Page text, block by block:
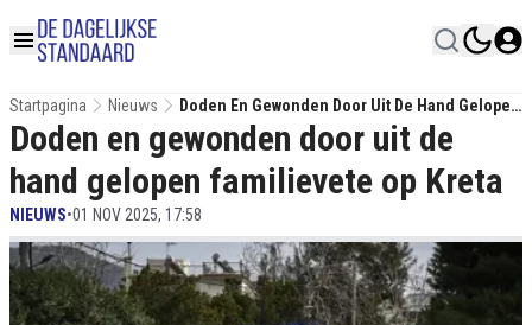
Startpagina Nieuws
Doden En Gewonden Door Uit De Hand Gelopen
Familievete Op Kreta
Doden en gewonden door uit de
hand gelopen familievete op Kreta
NIEUWS•01 NOV 2025, 17:58